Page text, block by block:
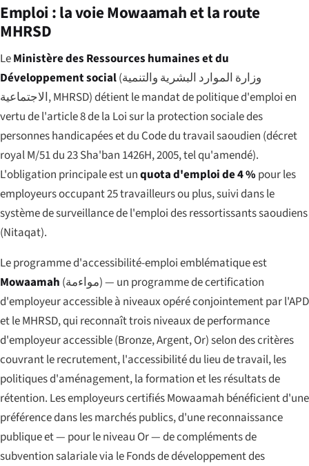
Emploi : la voie Mowaamah et la route
MHRSD
LeMinistère des Ressources humaines et du
Développement social(وزارة الموارد البشرية والتنمية
الاجتماعية, MHRSD) détient le mandat de politique d'emploi en
vertu de l'article 8 de la Loi sur la protection sociale des
personnes handicapées et du Code du travail saoudien (décret
royal M/51 du 23 Sha'ban 1426H, 2005, tel qu'amendé).
L'obligation principale est unquota d'emploi de 4 %pour les
employeurs occupant 25 travailleurs ou plus, suivi dans le
système de surveillance de l'emploi des ressortissants saoudiens
(Nitaqat).
Le programme d'accessibilité-emploi emblématique est
Mowaamah (مواءمة) — un programme de certification
d'employeur accessible à niveaux opéré conjointement par l'APD
et le MHRSD, qui reconnaît trois niveaux de performance
d'employeur accessible (Bronze, Argent, Or) selon des critères
couvrant le recrutement, l'accessibilité du lieu de travail, les
politiques d'aménagement, la formation et les résultats de
rétention. Les employeurs certifiés Mowaamah bénéficient d'une
préférence dans les marchés publics, d'une reconnaissance
publique et — pour le niveau Or — de compléments de
subvention salariale via le Fonds de développement des